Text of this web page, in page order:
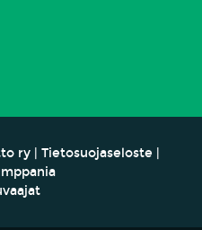
ry | Tietosuojaseloste